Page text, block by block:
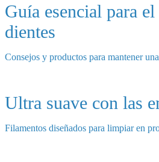
Guía esencial para
dientes
Consejos y productos para mantener
Ultra suave con las
Filamentos diseñados para limpiar en